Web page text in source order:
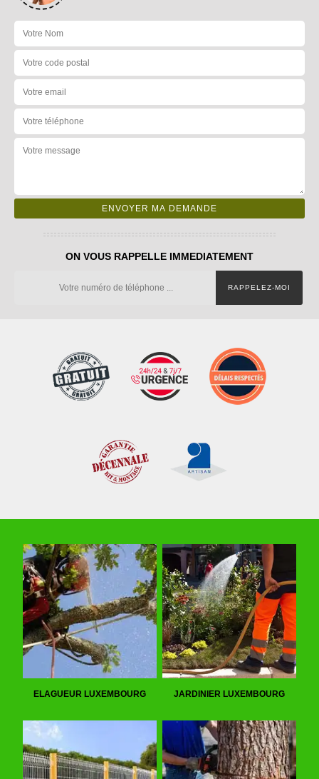
ON VOUS RAPPELLE IMMEDIATEMENT
ELAGUEUR LUXEMBOURG JARDINIER LUXEMBOURG